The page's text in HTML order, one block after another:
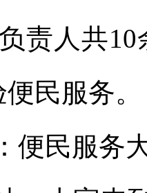
责人共
民服务。
便民服务